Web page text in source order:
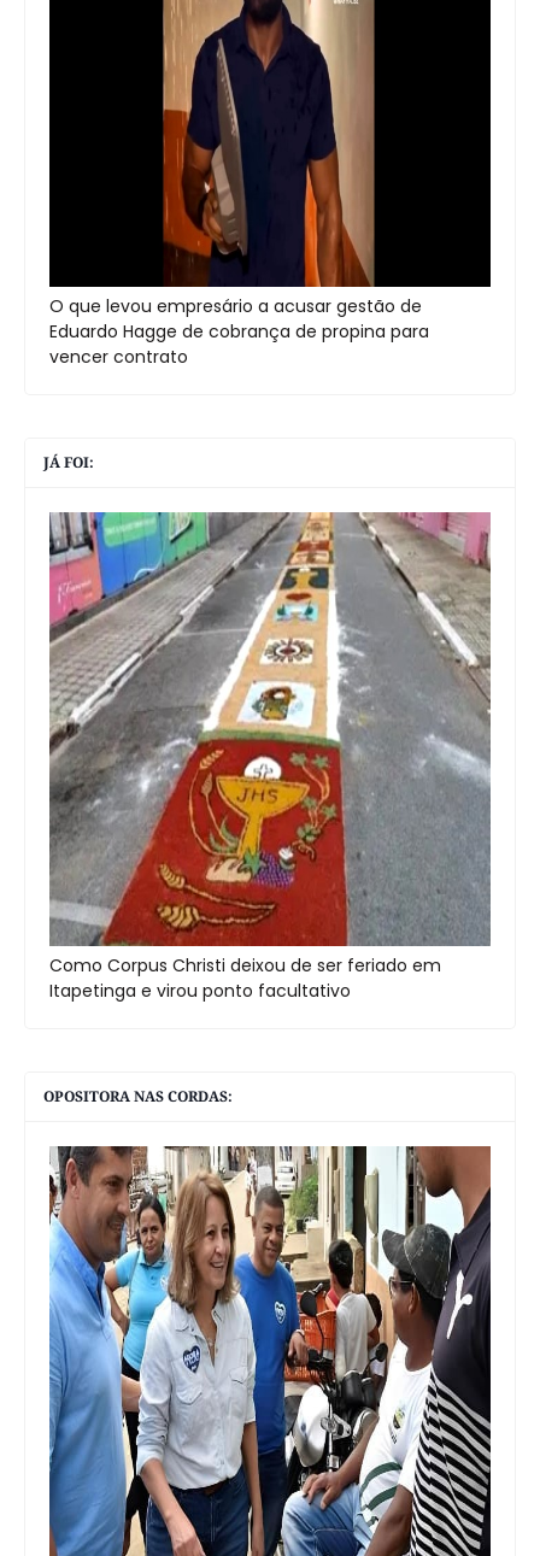
O que levou empresário a acusar gestão de
Eduardo Hagge de cobrança de propina para
vencer contrato
JÁ FOI:
Como Corpus Christi deixou de ser feriado em
Itapetinga e virou ponto facultativo
OPOSITORA NAS CORDAS: